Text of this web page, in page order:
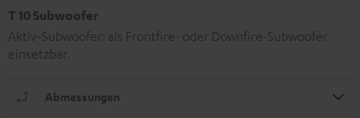
T 10 Subwoofer
Aktiv-Subwoofer: als Frontfire- oder Downfire-Subwoofer
einsetzbar.
Abmessungen